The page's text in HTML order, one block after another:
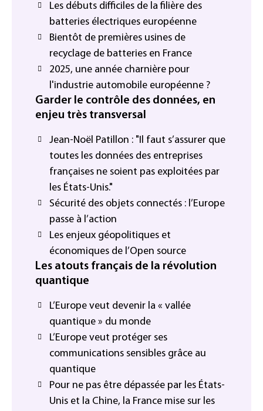
Les débuts difficiles de la filière des
batteries électriques européenne
Bientôt de premières usines de
recyclage de batteries en France
2025, une année charnière pour
l'industrie automobile européenne ?
Garder le contrôle des données, en
enjeu très transversal
Jean-Noël Patillon : "Il faut s’assurer que
toutes les données des entreprises
françaises ne soient pas exploitées par
les États-Unis."
Sécurité des objets connectés : l’Europe
passe à l’action
Les enjeux géopolitiques et
économiques de l’Open source
Les atouts français de la révolution
quantique
L’Europe veut devenir la « vallée
quantique » du monde
L’Europe veut protéger ses
communications sensibles grâce au
quantique
Pour ne pas être dépassée par les États-
Unis et la Chine, la France mise sur les